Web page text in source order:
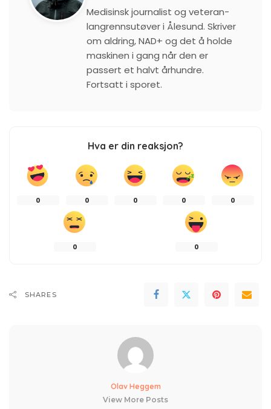
Medisinsk journalist og veteran-
langrennsutøver i Ålesund. Skriver
om aldring, NAD+ og det å holde
maskinen i gang når den er
passert et halvt århundre.
Fortsatt i sporet.
Hva er din reaksjon?
0 0 0 0 0
0 0
SHARES
Olav Heggem
View More Posts